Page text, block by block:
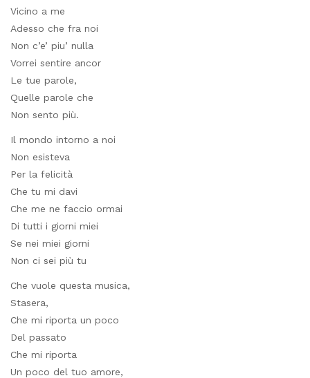
Vicino a me
Adesso che fra noi
Non c’e’ piu’ nulla
Vorrei sentire ancor
Le tue parole,
Quelle parole che
Non sento più.
Il mondo intorno a noi
Non esisteva
Per la felicità
Che tu mi davi
Che me ne faccio ormai
Di tutti i giorni miei
Se nei miei giorni
Non ci sei più tu
Che vuole questa musica,
Stasera,
Che mi riporta un poco
Del passato
Che mi riporta
Un poco del tuo amore,